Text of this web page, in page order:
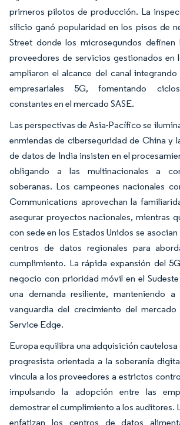
primeros pilotos de producción. La
silicio ganó popularidad en los pisos de
Street donde los microsegundos definen
proveedores de servicios gestionados en
ampliaron el alcance del canal integrando
empresariales 5G, fomentando
constantes en el mercado SASE.
Las perspectivas de Asia-Pacífico se
enmiendas de ciberseguridad de China y
de datos de India insisten en el
obligando a las multinacionales a
soberanas. Los campeones nacionales
Communications aprovechan la
asegurar proyectos nacionales, mientras
con sede en los Estados Unidos se
centros de datos regionales para
cumplimiento. La rápida expansión del
negocio con prioridad móvil en el
una demanda resiliente, manteniendo
vanguardia del crecimiento del mercado
Service Edge.
Europa equilibra una adquisición
progresista orientada a la soberanía
vincula a los proveedores a estrictos
impulsando la adopción entre las
demostrar el cumplimiento a los auditores.
enfatizan los centros de datos